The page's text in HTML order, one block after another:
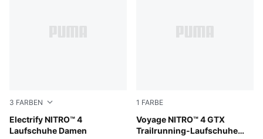
3 FARBEN
Electrify NITRO™ 4
Laufschuhe Damen
PUMA Black-Apple Spritz
1 FARBE
Voyage NITRO™ 4 GTX
Trailrunning-Laufschuhe
PUMA Black-PUMA Silver